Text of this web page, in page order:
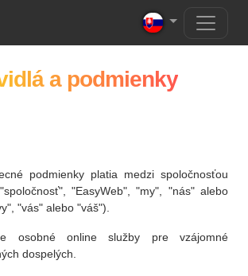
a podmienky
podmienky platia medzi spoločnosťou
"EasyWeb", "my", "nás" alebo
"vás" alebo "váš").
osobné online služby pre vzájomné
dospelých.